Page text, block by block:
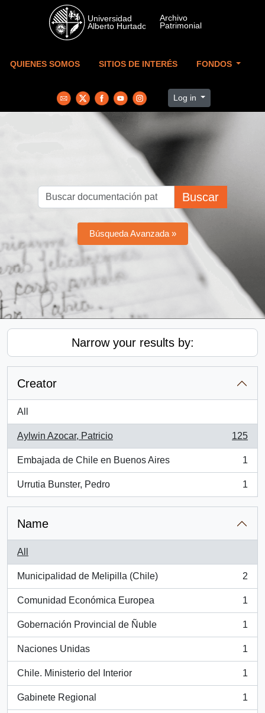
Skip to main content
QUIENES SOMOS SITIOS DE INTERÉS FONDOS
Log in
Buscar
Búsqueda Avanzada »
Narrow your results by:
Creator
All
Aylwin Azocar, Patricio
, 125 results
125
Embajada de Chile en Buenos Aires
, 1 results
1
Urrutia Bunster, Pedro
, 1 results
1
Name
All
Municipalidad de Melipilla (Chile)
, 2 results
2
Comunidad Económica Europea
, 1 results
1
Gobernación Provincial de Ñuble
, 1 results
1
Naciones Unidas
, 1 results
1
Chile. Ministerio del Interior
, 1 results
1
Gabinete Regional
, 1 results
1